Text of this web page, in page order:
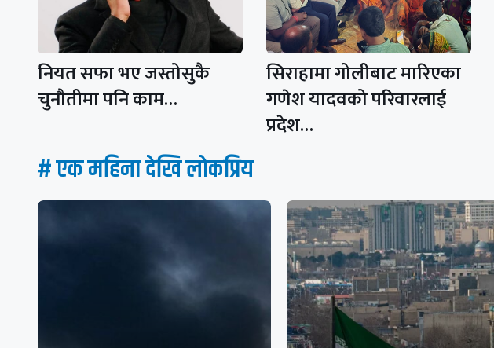
नियत सफा भए जस्तोसुकै
चुनौतीमा पनि काम…
सिराहामा गोलीबाट मारिएका
गणेश यादवको परिवारलाई
प्रदेश…
# एक महिना देखि लाेकप्रिय